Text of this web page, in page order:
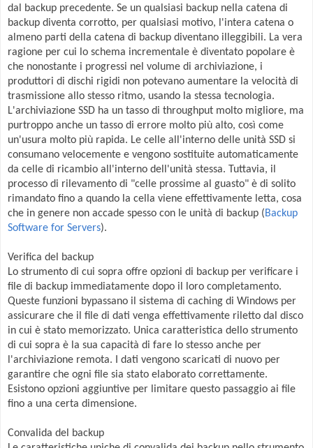
dal backup precedente. Se un qualsiasi backup nella catena di
backup diventa corrotto, per qualsiasi motivo, l'intera catena o
almeno parti della catena di backup diventano illeggibili. La vera
ragione per cui lo schema incrementale è diventato popolare è
che nonostante i progressi nel volume di archiviazione, i
produttori di dischi rigidi non potevano aumentare la velocità di
trasmissione allo stesso ritmo, usando la stessa tecnologia.
L'archiviazione SSD ha un tasso di throughput molto migliore, ma
purtroppo anche un tasso di errore molto più alto, così come
un'usura molto più rapida. Le celle all'interno delle unità SSD si
consumano velocemente e vengono sostituite automaticamente
da celle di ricambio all'interno dell'unità stessa. Tuttavia, il
processo di rilevamento di "celle prossime al guasto" è di solito
rimandato fino a quando la cella viene effettivamente letta, cosa
che in genere non accade spesso con le unità di backup (Backup
Software for Servers).
Verifica del backup
Lo strumento di cui sopra offre opzioni di backup per verificare i
file di backup immediatamente dopo il loro completamento.
Queste funzioni bypassano il sistema di caching di Windows per
assicurare che il file di dati venga effettivamente riletto dal disco
in cui è stato memorizzato. Unica caratteristica dello strumento
di cui sopra è la sua capacità di fare lo stesso anche per
l'archiviazione remota. I dati vengono scaricati di nuovo per
garantire che ogni file sia stato elaborato correttamente.
Esistono opzioni aggiuntive per limitare questo passaggio ai file
fino a una certa dimensione.
Convalida del backup